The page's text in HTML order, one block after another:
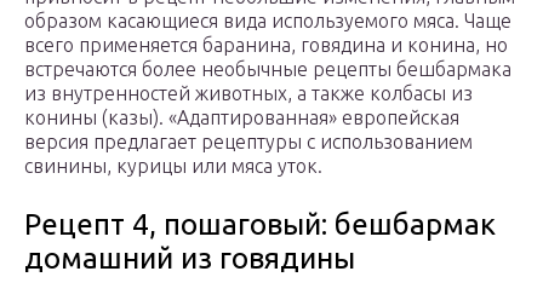
образом касающиеся вида используемого мяса. Чаще
всего применяется баранина, говядина и конина, но
встречаются более необычные рецепты бешбармака
из внутренностей животных, а также колбасы из
конины (казы). «Адаптированная» европейская
версия предлагает рецептуры с использованием
свинины, курицы или мяса уток.
Рецепт 4, пошаговый: бешбармак
домашний из говядины